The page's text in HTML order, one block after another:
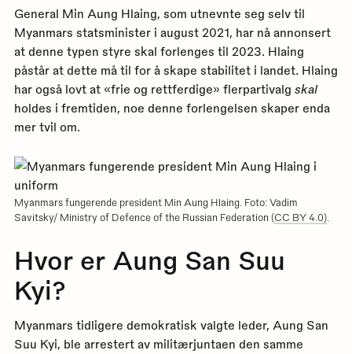
General Min Aung Hlaing, som utnevnte seg selv til
Myanmars statsminister i august 2021, har nå annonsert
at denne typen styre skal forlenges til 2023. Hlaing
påstår at dette må til for å skape stabilitet i landet. Hlaing
har også lovt at «frie og rettferdige» flerpartivalg skal
holdes i fremtiden, noe denne forlengelsen skaper enda
mer tvil om.
Myanmars fungerende president Min Aung Hlaing. Foto: Vadim
Savitsky/ Ministry of Defence of the Russian Federation (CC BY 4.0).
Hvor er Aung San Suu
Kyi?
Myanmars tidligere demokratisk valgte leder, Aung San
Suu Kyi, ble arrestert av militærjuntaen den samme